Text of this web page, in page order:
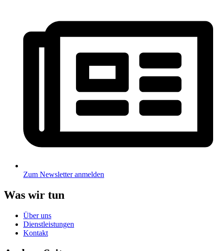
Zum Newsletter anmelden
Was wir tun
Über uns
Dienstleistungen
Kontakt